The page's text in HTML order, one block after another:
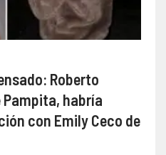
Roberto
Pampita, habría
con Emily Ceco de